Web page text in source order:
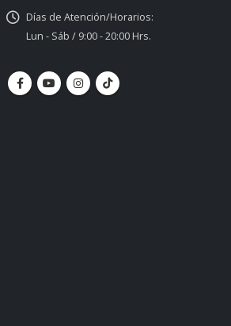
Días de Atención/Horarios:
Lun - Sáb / 9:00 - 20:00 Hrs.